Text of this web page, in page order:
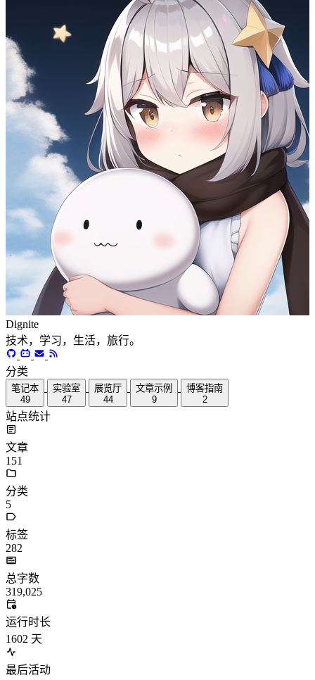
Dignite
技术，学习，生活，旅行。
分类
笔记本
49
实验室
47
展览厅
44
文章示例
9
博客指南
2
站点统计
文章
151
分类
5
标签
282
总字数
319,025
运行时长
1602 天
最后活动